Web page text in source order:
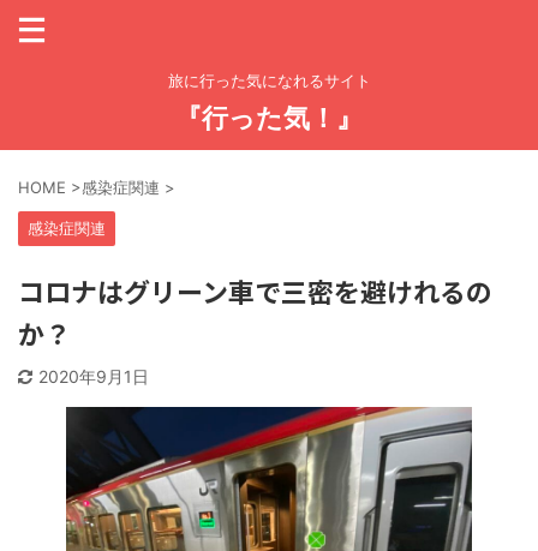
旅に行った気になれるサイト
『行った気！』
HOME >感染症関連 >
感染症関連
コロナはグリーン車で三密を避けれるの
か？
2020年9月1日